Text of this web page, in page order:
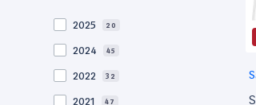
2025 20
2024 45
2022 32
2021 47